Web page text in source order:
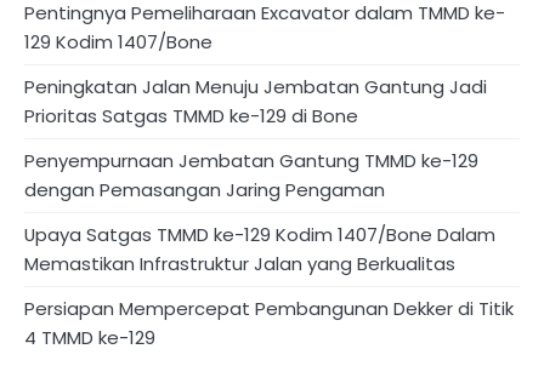
Pentingnya Pemeliharaan Excavator dalam TMMD ke-
129 Kodim 1407/Bone
Peningkatan Jalan Menuju Jembatan Gantung Jadi
Prioritas Satgas TMMD ke-129 di Bone
Penyempurnaan Jembatan Gantung TMMD ke-129
dengan Pemasangan Jaring Pengaman
Upaya Satgas TMMD ke-129 Kodim 1407/Bone Dalam
Memastikan Infrastruktur Jalan yang Berkualitas
Persiapan Mempercepat Pembangunan Dekker di Titik
4 TMMD ke-129